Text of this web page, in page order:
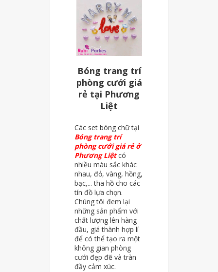
Bóng trang trí
phòng cưới giá
rẻ tại Phương
Liệt
Các set bóng chữ tại
Bóng trang trí
phòng cưới giá rẻ ở
Phương Liệtcó
nhiều màu sắc khác
nhau, đỏ, vàng, hồng,
bạc,... tha hồ cho các
tín đồ lựa chọn.
Chúng tôi đem lại
những sản phẩm với
chất lượng lên hàng
đầu, giá thành hợp lí
để có thể tạo ra một
không gian phòng
cưới đẹp đẽ và tràn
đầy cảm xúc.